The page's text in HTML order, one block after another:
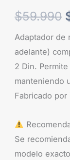
$59.990
Adaptador de
adelante)
2 Din.
manteniendo
Fabricado por
Se
modelo